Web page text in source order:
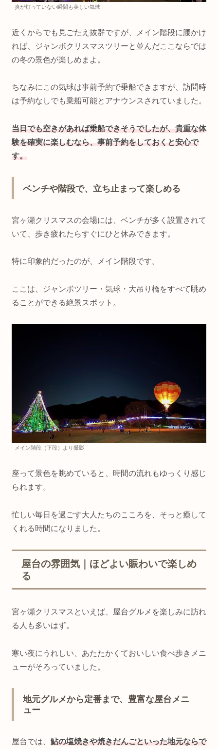
炎が灯っていない瞬間も美しい気球
近くからでも見ごたえ抜群ですが、メイン階段に腰かけ
れば、ジャンボクリスマスツリーと並んだここならでは
の冬の景色が楽しめまよ。
ちなみにこの気球は事前予約で乗船できますが、訪問時
は予約なしでも乗船可能とアナウンスされていました。
当日でも空きがあれば乗船できそうでしたが、貴重な体
験を確実に楽しむなら、事前予約をしておくと安心で
す。
ベンチや階段で、立ち止まって楽しめる
宮ヶ瀬クリスマスの会場には、ベンチが多く設置されて
いて、歩き疲れたらすぐにひと休みできます。
特に印象的だったのが、メイン階段です。
ここは、ジャンボツリー・気球・大吊り橋をすべて眺め
ることができる絶景スポット。
メイン階段（下段）より撮影
座って景色を眺めていると、時間の流れもゆっくり感じ
られます。
忙しい毎日を過ごす大人たちのこころを、そっと癒して
くれる時間になりました。
屋台の雰囲気｜ほどよい賑わいで楽しめ
る
宮ヶ瀬クリスマスといえば、屋台グルメを楽しみに訪れ
る人も多いはず。
寒い夜にうれしい、あたたかくておいしい食べ歩きメニ
ューがそろっていました。
地元グルメから定番まで、豊富な屋台メニ
ュー
屋台では、 鮎の塩焼きや焼きだんごといった地元ならで